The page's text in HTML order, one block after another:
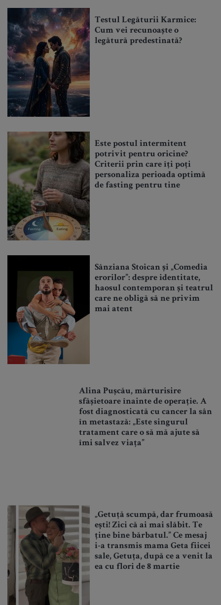
Testul Legăturii Karmice:
Cum vei recunoaște o
legătură predestinată?
Este postul intermitent
potrivit pentru oricine?
Criterii prin care îți poți
personaliza perioada optimă
de fasting pentru tine
Sânziana Stoican și „Comedia
erorilor”: despre identitate,
haosul contemporan și teatrul
care ne obligă să ne privim
mai atent
Alina Pușcău, mărturisire
sfâșietoare înainte de operație. A
fost diagnosticată cu cancer la sân
în metastază: „Este singurul
tratament care o să mă ajute să
îmi salvez viața”
„Getuță scumpă, dar frumoasă
ești! Zici că ai mai slăbit. Te
ține bine bărbatul.” Ce mesaj
i-a transmis mama Geta fiicei
sale, Getuța, după ce a venit la
ea cu flori de 8 martie